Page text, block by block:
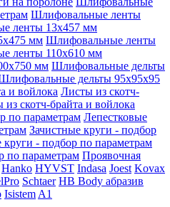
Шлифовальные ленты
ленты 13x457 мм
мм Шлифовальные ленты
ленты 110x610 мм
мм Шлифовальные дельты
дельты 95x95x95
и войлока Листы из скотч-
из скотч-брайта и войлока
по параметрам Лепестковые
Зачистные круги - подбор
круги - подбор по параметрам
по параметрам Проявочная
Hanko HYVST Indasa Joest Kovax
Schtaer HB Body абразив
Isistem A1